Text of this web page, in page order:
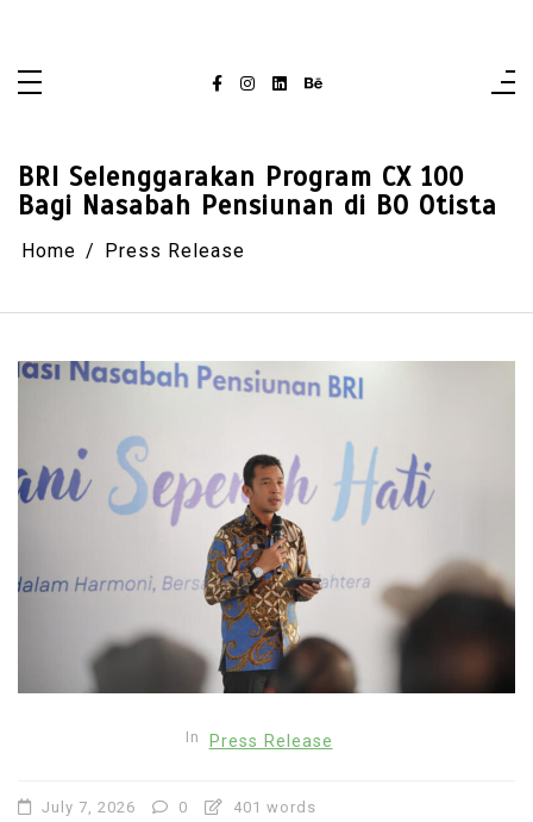
BRI Selenggarakan Program CX 100
Bagi Nasabah Pensiunan di BO Otista
Home Press Release
In Press Release
July 7, 2026 0 401 words